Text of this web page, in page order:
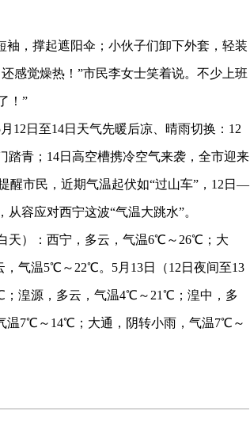
，撑起遮阳伞；小伙子们卸下外套，轻装
感觉燥热！”市民李女士笑着说。不少上班
！”
日至14日天气先暖后凉、晴雨切换：12
青；14日高空槽携冷空气来袭，全市迎来
醒市民，近期气温起伏如“过山车”，12日—
容应对西宁这波“气温大跳水”。
天）：西宁，多云，气温6℃～26℃；大
气温5℃～22℃。5月13日（12日夜间至13
湟源，多云，气温4℃～21℃；湟中，多
温7℃～14℃；大通，阴转小雨，气温7℃～